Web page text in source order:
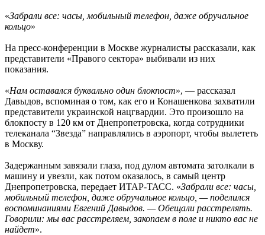
«Забрали все: часы, мобильный телефон, даже обручальное
кольцо»
На пресс-конференции в Москве журналисты рассказали, как
представители «Правого сектора» выбивали из них
показания.
«Нам оставался буквально один блокпост», — рассказал
Давыдов, вспоминая о том, как его и Конашенкова захватили
представители украинской нацгвардии. Это произошло на
блокпосту в 120 км от Днепропетровска, когда сотрудники
телеканала “Звезда” направлялись в аэропорт, чтобы вылететь
в Москву.
Задержанным завязали глаза, под дулом автомата затолкали в
машину и увезли, как потом оказалось, в самый центр
Днепропетровска, передает ИТАР-ТАСС. «Забрали все: часы,
мобильный телефон, даже обручальное кольцо, — поделился
воспоминаниями Евгений Давыдов. — Обещали расстрелять.
Говорили: мы вас расстреляем, закопаем в поле и никто вас не
найдет».